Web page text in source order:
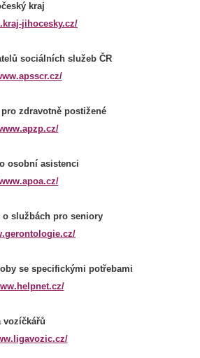
kraj
jihocesky.cz/
sociálních služeb ČR
zdravotně postižené
osobní asistenci
o službách pro seniory
se specifickými potřebami
vozíčkářů